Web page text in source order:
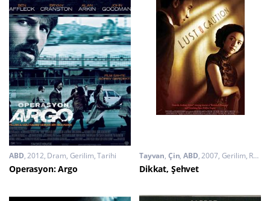
ABD 2012 Dram, Gerilim,Tarihi
Operasyon: Argo
Tayvan, Çin,ABD 2007 Gerilim, Romantik
Dikkat, Şehvet